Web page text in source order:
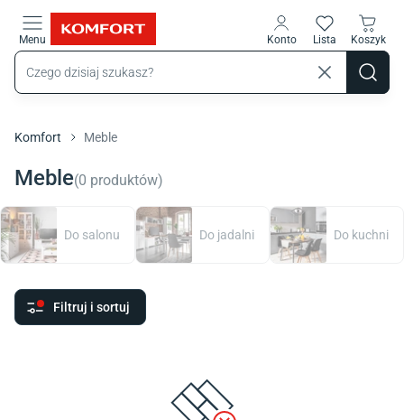
Menu Konto Lista Koszyk
Komfort Meble
Meble(0 produktów)
Do salonu Do jadalni Do kuchni
Filtruj i sortuj